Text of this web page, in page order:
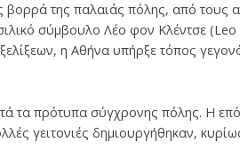
βορρά της παλαιάς πόλης, από τους
σύμβουλο Λέο φον Κλέντσε
η Αθήνα υπήρξε τόπος
τα πρότυπα σύγχρονης πόλης. Η
γειτονιές δημιουργήθηκαν,